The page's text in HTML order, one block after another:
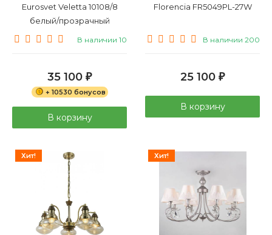
Eurosvet Veletta 10108/8
белый/прозрачный
хрусталь Strotskis
В наличии 10
35 100 ₽
+ 10530 бонусов
В корзину
Florencia FR5049PL-27W
В наличии 200
25 100 ₽
В корзину
Хит! Хит!